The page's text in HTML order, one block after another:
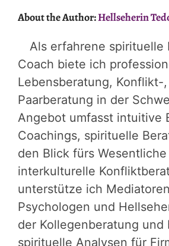
About the Author:Hellseherin
Als erfahrene spirituelle
Coach biete ich
Lebensberatung, Konflikt-
Paarberatung in der
Angebot umfasst intuitive
Coachings, spirituelle
den Blick fürs
interkulturelle
unterstütze ich
Psychologen und
der Kollegenberatung und
spirituelle Analysen für